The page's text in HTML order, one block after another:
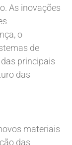
As inovações
o
de
principais
das
materiais
das